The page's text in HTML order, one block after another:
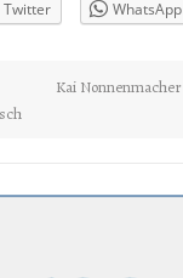
Twitter WhatsApp
Kai Nonnenmacher